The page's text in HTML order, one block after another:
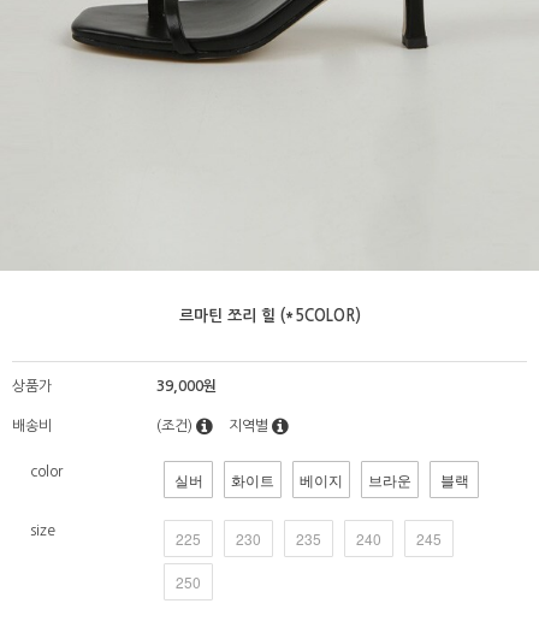
르마틴 쪼리 힐 (*5COLOR)
상품가 39,000원
배송비 (조건) 지역별
color 실버 화이트 베이지 브라운 블랙
size 225 230 235 240 245
250